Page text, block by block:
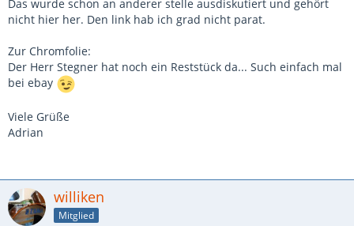
Das wurde schon an anderer stelle ausdiskutiert und gehört
nicht hier her. Den link hab ich grad nicht parat.
Zur Chromfolie:
Der Herr Stegner hat noch ein Reststück da... Such einfach mal
bei ebay
Viele Grüße
Adrian
williken
Mitglied